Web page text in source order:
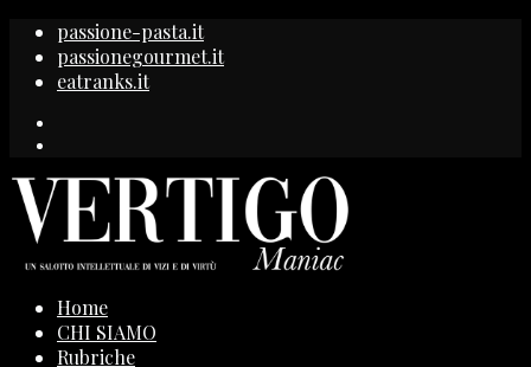
passione-pasta.it
passionegourmet.it
eatranks.it
Home
CHI SIAMO
Rubriche